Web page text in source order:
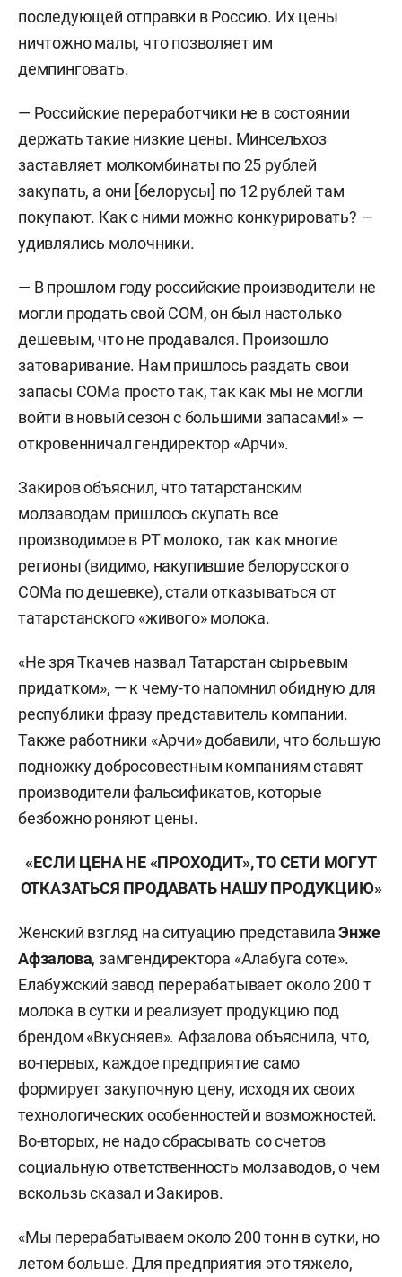
последующей отправки в Россию. Их цены
ничтожно малы, что позволяет им
демпинговать.
— Российские переработчики не в состоянии
держать такие низкие цены. Минсельхоз
заставляет молкомбинаты по 25 рублей
закупать, а они [белорусы] по 12 рублей там
покупают. Как с ними можно конкурировать? —
удивлялись молочники.
— В прошлом году российские производители не
могли продать свой СОМ, он был настолько
дешевым, что не продавался. Произошло
затоваривание. Нам пришлось раздать свои
запасы СОМа просто так, так как мы не могли
войти в новый сезон с большими запасами!» —
откровенничал гендиректор «Арчи».
Закиров объяснил, что татарстанским
молзаводам пришлось скупать все
производимое в РТ молоко, так как многие
регионы (видимо, накупившие белорусского
СОМа по дешевке), стали отказываться от
татарстанского «живого» молока.
«Не зря Ткачев назвал Татарстан сырьевым
придатком», — к чему-то напомнил обидную для
республики фразу представитель компании.
Также работники «Арчи» добавили, что большую
подножку добросовестным компаниям ставят
производители фальсификатов, которые
безбожно роняют цены.
«ЕСЛИ ЦЕНА НЕ «ПРОХОДИТ», ТО СЕТИ МОГУТ
ОТКАЗАТЬСЯ ПРОДАВАТЬ НАШУ ПРОДУКЦИЮ»
Женский взгляд на ситуацию представилаЭнже
Афзалова, замгендиректора «Алабуга соте».
Елабужский завод перерабатывает около 200 т
молока в сутки и реализует продукцию под
брендом «Вкусняев». Афзалова объяснила, что,
во-первых, каждое предприятие само
формирует закупочную цену, исходя их своих
технологических особенностей и возможностей.
Во-вторых, не надо сбрасывать со счетов
социальную ответственность молзаводов, о чем
вскользь сказал и Закиров.
«Мы перерабатываем около 200 тонн в сутки, но
летом больше. Для предприятия это тяжело,